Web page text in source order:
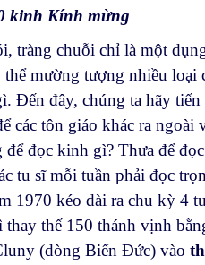
kinh Kính mừng
chuỗi chỉ là một dụng
thể mường tượng nhiều
Đến đây, chúng ta hãy
các tôn giáo khác ra
đọc kinh gì? Thưa để
tu sĩ mỗi tuần phải đọc
1970 kéo dài ra chu kỳ 4
thế 150 thánh vịnh
(dòng Biển Đức) vào